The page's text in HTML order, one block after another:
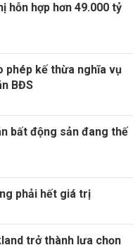
hỗn hợp hơn 49.000 tỷ
phép kế thừa nghĩa vụ
BĐS
bất động sản đang thế
phải hết giá trị
trở thành lựa chọn